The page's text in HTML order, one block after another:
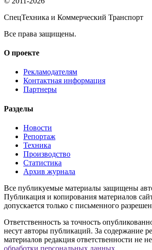
СпецТехника и Коммерческий Транспорт
Все права защищены.
О проекте
Рекламодателям
Контактная информация
Партнеры
Разделы
Новости
Репортаж
Техника
Производство
Статистика
Архив журнала
Все публикуемые материалы защищены
Публикация и копирования материалов
допускается только с письменного
Ответственность за точность
несут авторы публикаций. За содержание
материалов редакция ответственности не
обработки персональных данных